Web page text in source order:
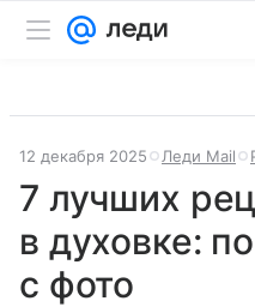
12 декабря 2025 Леди Mail
7 лучших
в духовке:
с фото